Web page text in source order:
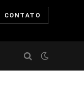
CONTATO